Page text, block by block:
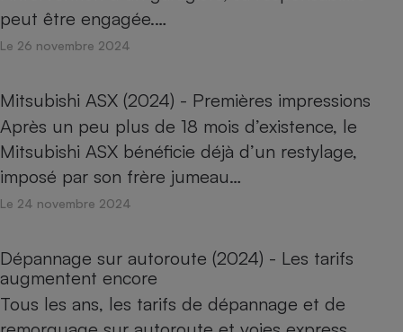
peut être engagée.…
Le 26 novembre 2024
Mitsubishi ASX (2024) - Premières impressions
Après un peu plus de 18 mois d’existence, le
Mitsubishi ASX bénéficie déjà d’un restylage,
imposé par son frère jumeau…
Le 24 novembre 2024
Dépannage sur autoroute (2024) - Les tarifs
augmentent encore
Tous les ans, les tarifs de dépannage et de